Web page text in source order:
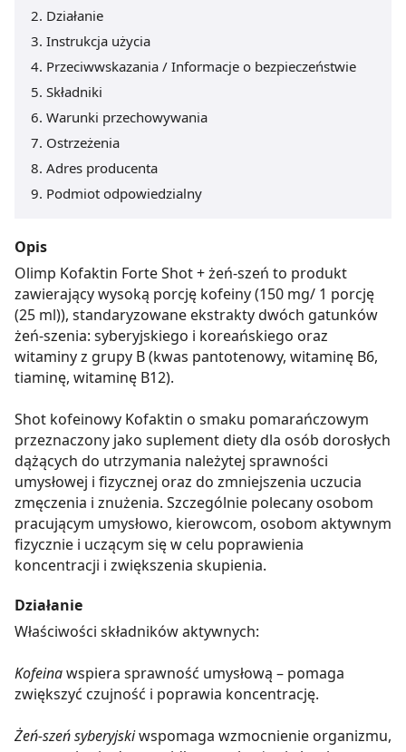
Działanie
Instrukcja użycia
Przeciwwskazania / Informacje o bezpieczeństwie
Składniki
Warunki przechowywania
Ostrzeżenia
Adres producenta
Podmiot odpowiedzialny
Opis
Olimp Kofaktin Forte Shot + żeń-szeń to produkt
zawierający wysoką porcję kofeiny (150 mg/ 1 porcję
(25 ml)), standaryzowane ekstrakty dwóch gatunków
żeń-szenia: syberyjskiego i koreańskiego oraz
witaminy z grupy B (kwas pantotenowy, witaminę B6,
tiaminę, witaminę B12).
Shot kofeinowy Kofaktin o smaku pomarańczowym
przeznaczony jako suplement diety dla osób dorosłych
dążących do utrzymania należytej sprawności
umysłowej i fizycznej oraz do zmniejszenia uczucia
zmęczenia i znużenia. Szczególnie polecany osobom
pracującym umysłowo, kierowcom, osobom aktywnym
fizycznie i uczącym się w celu poprawienia
koncentracji i zwiększenia skupienia.
Działanie
Właściwości składników aktywnych:
Kofeinawspiera sprawność umysłową – pomaga
zwiększyć czujność i poprawia koncentrację.
Żeń-szeń syberyjskiwspomaga wzmocnienie organizmu,